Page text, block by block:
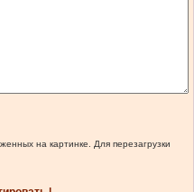
на картинке. Для перезагрузки